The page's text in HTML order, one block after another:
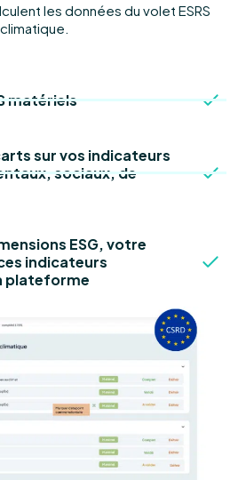
les données du volet ESRS
matériels
sur vos indicateurs
sociaux, de
ESG, votre
indicateurs
plateforme